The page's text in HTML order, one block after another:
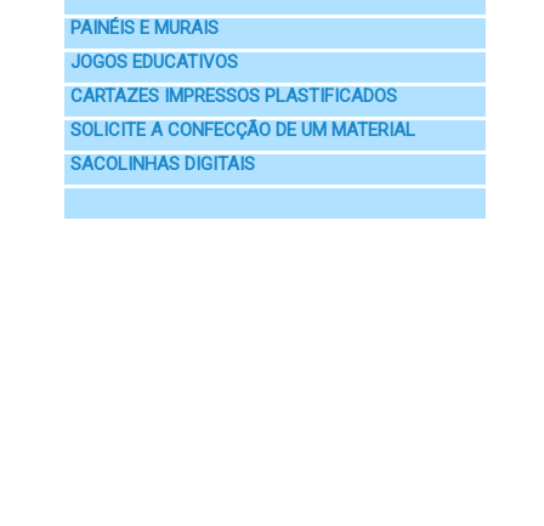
PAINÉIS E MURAIS
JOGOS EDUCATIVOS
CARTAZES IMPRESSOS PLASTIFICADOS
SOLICITE A CONFECÇÃO DE UM MATERIAL
SACOLINHAS DIGITAIS